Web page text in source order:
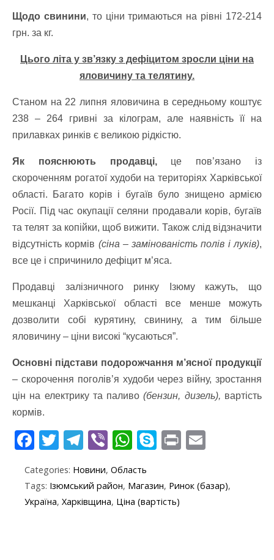
Щодо свинини, то ціни тримаються на рівні 172-214
грн. за кг.
Цього літа у зв’язку з дефіцитом зросли ціни на
яловичину та телятину.
Станом на 22 липня яловичина в середньому коштує
238 – 264 гривні за кілограм, але наявність її на
прилавках ринків є великою рідкістю.
Як пояснюють продавці,це пов’язано із
скороченням рогатої худоби на територіях Харківської
області. Багато корів і бугаїв було знищено армією
Росії. Під час окупації селяни продавали корів, бугаїв
та телят за копійки, щоб вижити. Також слід відзначити
відсутність кормів (сіна – замінованість полів і луків),
все це і спричинило дефіцит м’яса.
Продавці залізничного ринку Ізюму кажуть, що
мешканці Харківської області все менше можуть
дозволити собі курятину, свинину, а тим більше
яловичину – ціни високі “кусаються”.
Основні підстави подорожчання м’ясної продукції
– скорочення поголів’я худоби через війну, зростання
цін на електрику та паливо(бензин, дизель), вартість
кормів.
F
e
b
T
itt
er
T
e
gr
Vi
er
W
at
s
S
y
p
Pr
t ai
Categories: Новини, Область
Tags: Ізюмський район, Магазин, Ринок (базар),
Україна, Харківщина, Ціна (вартість)